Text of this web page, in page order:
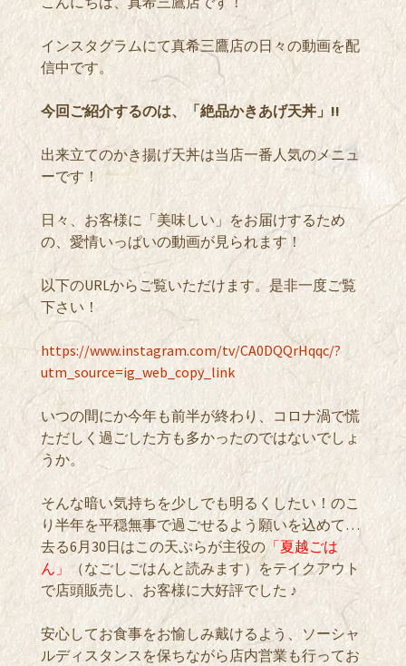
インスタグラムにて真希三鷹店の日々の動画を配
信中です。
今回ご紹介するのは、「絶品かきあげ天丼」!!
出来立てのかき揚げ天丼は当店一番人気のメニュ
ーです！
日々、お客様に「美味しい」をお届けするため
の、愛情いっぱいの動画が見られます！
以下のURLからご覧いただけます。是非一度ご覧
下さい！
https://www.instagram.com/tv/CA0DQQrHqqc/?
utm_source=ig_web_copy_link
いつの間にか今年も前半が終わり、コロナ渦で慌
ただしく過ごした方も多かったのではないでしょ
うか。
そんな暗い気持ちを少しでも明るくしたい！のこ
り半年を平穏無事で過ごせるよう願いを込めて…
去る6月30日はこの天ぷらが主役の 「夏越ごは
ん」 （なごしごはんと読みます）をテイクアウト
で店頭販売し、お客様に大好評でした ♪
安心してお食事をお愉しみ戴けるよう、ソーシャ
ルディスタンスを保ちながら店内営業も行ってお